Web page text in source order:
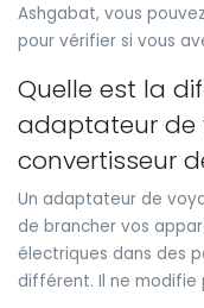
Ashgabat, vous
pour vérifier si vous
Quelle est la
adaptateur de
convertisseur
Un adaptateur de
de brancher vos
électriques dans des
différent. Il ne modifie